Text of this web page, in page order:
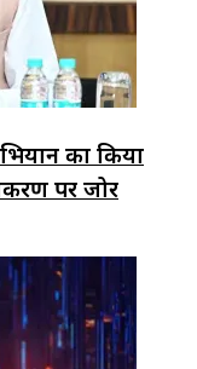
का किया
पर जोर